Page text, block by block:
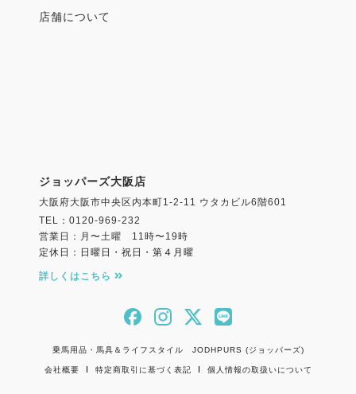
店舗について
ジョッパーズ大阪店
大阪府大阪市中央区内本町1-2-11 ウタカビル6階601
TEL：0120-969-232
営業日：月〜土曜 11時〜19時
定休日：日曜日・祝日・第４月曜
詳しくはこちら
乗馬用品・馬具＆ライフスタイル JODHPURS (ジョッパーズ)
会社概要 特定商取引に基づく表記 個人情報の取扱いについて